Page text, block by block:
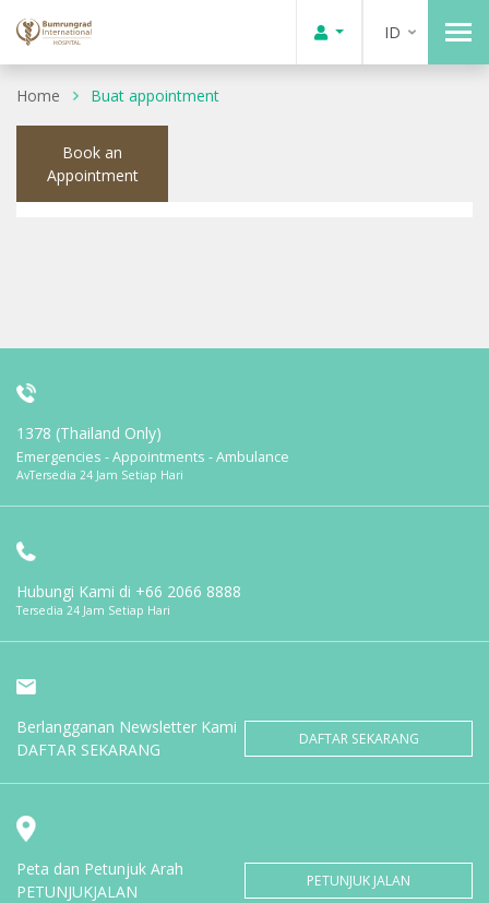
ID
Home Buat appointment
Book an
Appointment
1378 (Thailand Only)
Emergencies - Appointments - Ambulance
AvTersedia 24 Jam Setiap Hari
Hubungi Kami di +66 2066 8888
Tersedia 24 Jam Setiap Hari
Berlangganan Newsletter Kami
DAFTAR SEKARANG
DAFTAR SEKARANG
Peta dan Petunjuk Arah
PETUNJUKJALAN
PETUNJUK JALAN